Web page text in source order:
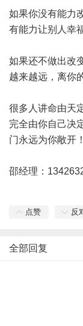
如果你没有能力
有能力让别人幸
如果还不做出改
越来越远，离你
很多人讲命由天
完全由你自己决
门永远为你敞开！
邵经理：
点赞 反
全部回复